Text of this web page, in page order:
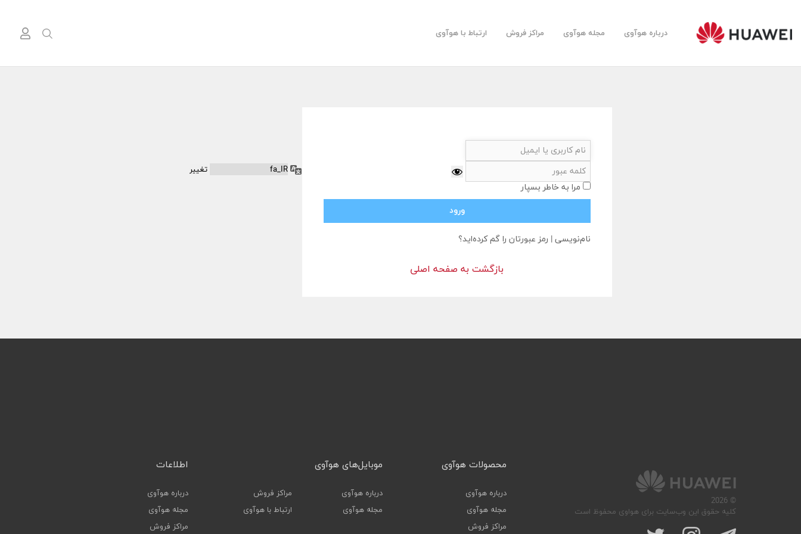
درباره هوآوی مجله هوآوی مراکز فروش ارتباط با هوآوی
مرا به خاطر بسپار
نام‌نویسی | رمز عبورتان را گم کرده‌اید؟
بازگشت به صفحه اصلی
زبان
© 2026
کلیه حقوق این وب‌سایت برای هواوی محفوظ است
محصولات هوآوی
درباره هوآوی
مجله هوآوی
مراکز فروش
موبایل‌های هوآوی
درباره هوآوی
مجله هوآوی
مراکز فروش
ارتباط با هوآوی
اطلاعات
درباره هوآوی
مجله هوآوی
مراکز فروش